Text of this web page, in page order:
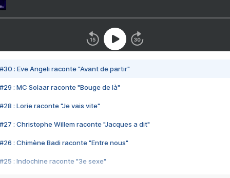
#30 : Eve Angeli raconte "Avant de partir"
#29 : MC Solaar raconte "Bouge de là"
#28 : Lorie raconte "Je vais vite"
#27 : Christophe Willem raconte "Jacques a dit"
#26 : Chimène Badi raconte "Entre nous"
#25 : Indochine raconte "3e sexe"